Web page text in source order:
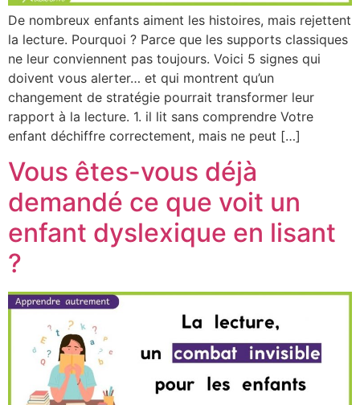
De nombreux enfants aiment les histoires, mais rejettent
la lecture. Pourquoi ? Parce que les supports classiques
ne leur conviennent pas toujours. Voici 5 signes qui
doivent vous alerter… et qui montrent qu’un
changement de stratégie pourrait transformer leur
rapport à la lecture. 1. il lit sans comprendre Votre
enfant déchiffre correctement, mais ne peut […]
Vous êtes-vous déjà
demandé ce que voit un
enfant dyslexique en lisant
?